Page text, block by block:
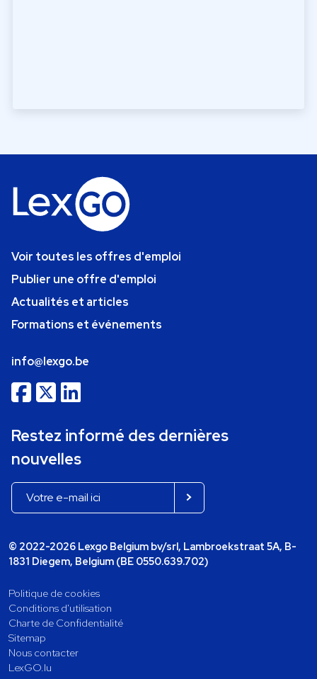
Voir toutes les offres d'emploi
Publier une offre d'emploi
Actualités et articles
Formations et événements
info@lexgo.be
Restez informé des dernières
nouvelles
© 2022-2026 Lexgo Belgium bv/srl, Lambroekstraat 5A, B-
1831 Diegem, Belgium (BE 0550.639.702)
Politique de cookies
Conditions d'utilisation
Charte de Confidentialité
Sitemap
Nous contacter
LexGO.lu